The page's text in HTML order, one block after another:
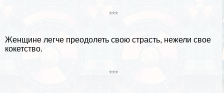
***
Женщине легче преодолеть свою страсть, нежели свое
кокетство.
***